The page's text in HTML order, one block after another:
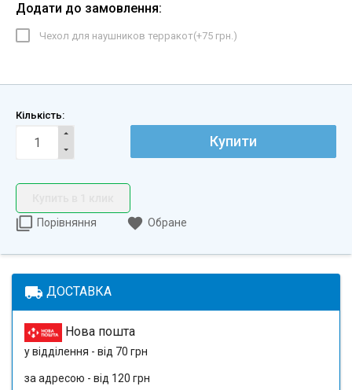
Додати до замовлення:
Чехол для наушников терракот(+75 грн.)
Кількість:
Купити
Порівняння
Обране
local_shipping ДОСТАВКА
Нова пошта
у відділення - від 70 грн
за адресою - від 120 грн